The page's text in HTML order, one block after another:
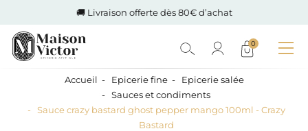
🚚 Livraison offerte dès 80€ d’achat
0
Accueil Epicerie fine
Epicerie salée
Sauces et condiments
Sauce crazy bastard ghost pepper mango 100ml - Crazy
Bastard